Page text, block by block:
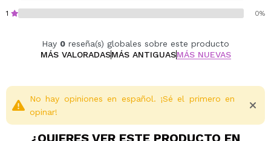
Cruelty free.
1 0%
Hay 0 reseña(s) globales sobre este producto
MÁS VALORADASMÁS ANTIGUASMÁS NUEVAS
No hay opiniones en español. ¡Sé el primero en
opinar!
¿QUIERES VER ESTE PRODUCTO EN